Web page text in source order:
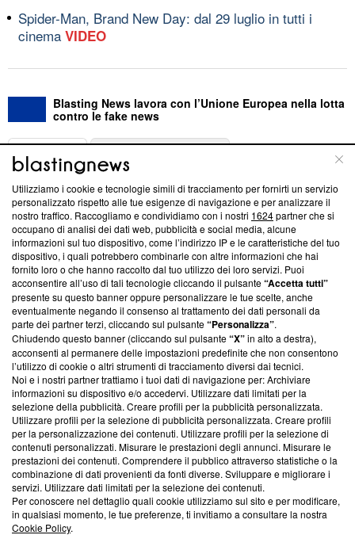
Spider-Man, Brand New Day: dal 29 luglio in tutti i
cinema VIDEO
Blasting News lavora con l’Unione Europea nella lotta
contro le fake news
ABOUT
Questa sezione offre informazioni trasparenti su Blasting
News, sui nostri processi editoriali e su come ci impegniamo a
creare news di qualità. Inoltre, afferma la nostra aderenza a
‘Trust Project - News with Integrity’Blasting News non è
ancora membro del programma, ma ha richiesto di farne
parte; Trust Project non ha ancora effettuato una verifica di
conformità agli standard.
Su di noi
Team editoriale
Corporate
Redazione
Informativa Privacy
Cookie Policy
Blasting SA, IDI CHE-247.845.224, Via Carlo Frasca, 3 - 6900
Lugano (Svizzera) Tel:+39 0690258937
Utilizziamo i cookie e tecnologie simili di tracciamento per fornirti un servizio
personalizzato rispetto alle tue esigenze di navigazione e per analizzare il
nostro traffico. Raccogliamo e condividiamo con i nostri 1624partner che si
occupano di analisi dei dati web, pubblicità e social media, alcune
informazioni sul tuo dispositivo, come l’indirizzo IP e le caratteristiche del tuo
dispositivo, i quali potrebbero combinarle con altre informazioni che hai
fornito loro o che hanno raccolto dal tuo utilizzo dei loro servizi. Puoi
acconsentire all’uso di tali tecnologie cliccando il pulsante“Accetta tutti”
presente su questo banner oppure personalizzare le tue scelte, anche
eventualmente negando il consenso al trattamento dei dati personali da
parte dei partner terzi, cliccando sul pulsante“Personalizza”.
Chiudendo questo banner (cliccando sul pulsante“X”in alto a destra),
acconsenti al permanere delle impostazioni predefinite che non consentono
l’utilizzo di cookie o altri strumenti di tracciamento diversi dai tecnici.
Noi e i nostri partner trattiamo i tuoi dati di navigazione per: Archiviare
informazioni su dispositivo e/o accedervi. Utilizzare dati limitati per la
selezione della pubblicità. Creare profili per la pubblicità personalizzata.
Utilizzare profili per la selezione di pubblicità personalizzata. Creare profili
per la personalizzazione dei contenuti. Utilizzare profili per la selezione di
contenuti personalizzati. Misurare le prestazioni degli annunci. Misurare le
prestazioni dei contenuti. Comprendere il pubblico attraverso statistiche o la
combinazione di dati provenienti da fonti diverse. Sviluppare e migliorare i
servizi. Utilizzare dati limitati per la selezione dei contenuti.
Per conoscere nel dettaglio quali cookie utilizziamo sul sito e per modificare,
in qualsiasi momento, le tue preferenze, ti invitiamo a consultare la nostra
Cookie Policy.